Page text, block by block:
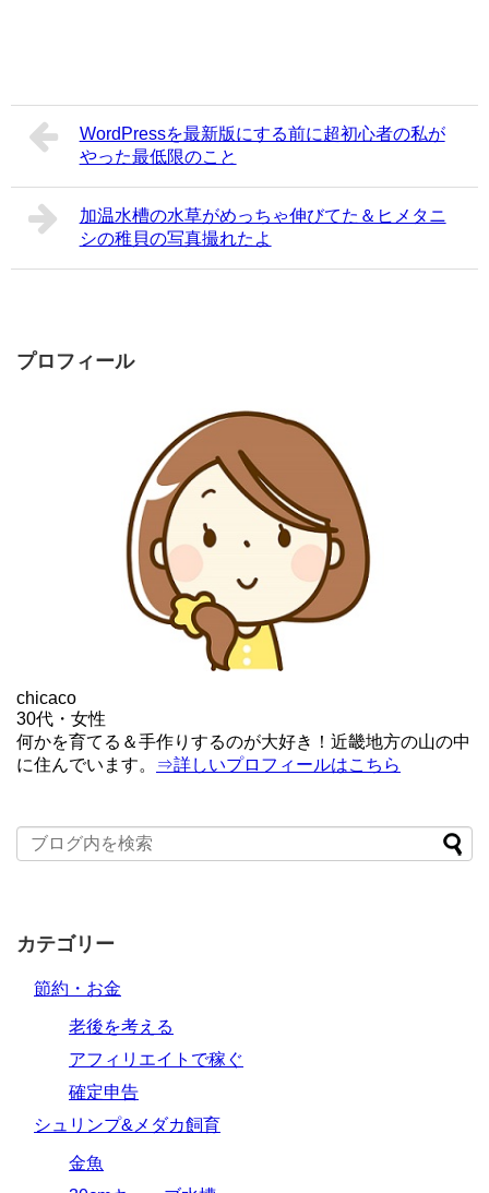
WordPressを最新版にする前に超初心者の私が
やった最低限のこと
加温水槽の水草がめっちゃ伸びてた＆ヒメタニ
シの稚貝の写真撮れたよ
プロフィール
chicaco
30代・女性
何かを育てる＆手作りするのが大好き！近畿地方の山の中
に住んでいます。
⇒詳しいプロフィールはこちら
カテゴリー
節約・お金
老後を考える
アフィリエイトで稼ぐ
確定申告
シュリンプ&メダカ飼育
金魚